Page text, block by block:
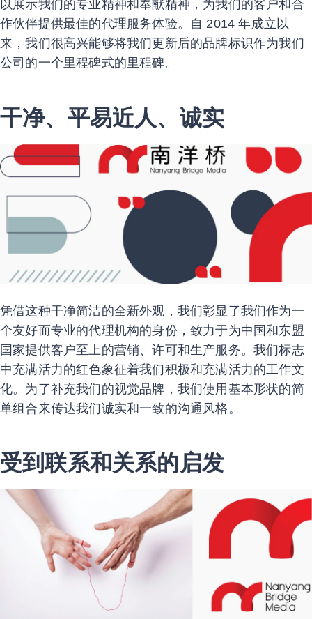
以展示我们的专业精神和奉献精神，为我们的客户和合
作伙伴提供最佳的代理服务体验。自 2014 年成立以
来，我们很高兴能够将我们更新后的品牌标识作为我们
公司的一个里程碑式的里程碑。
干净、平易近人、诚实
凭借这种干净简洁的全新外观，我们彰显了我们作为一
个友好而专业的代理机构的身份，致力于为中国和东盟
国家提供客户至上的营销、许可和生产服务。我们标志
中充满活力的红色象征着我们积极和充满活力的工作文
化。为了补充我们的视觉品牌，我们使用基本形状的简
单组合来传达我们诚实和一致的沟通风格。
受到联系和关系的启发